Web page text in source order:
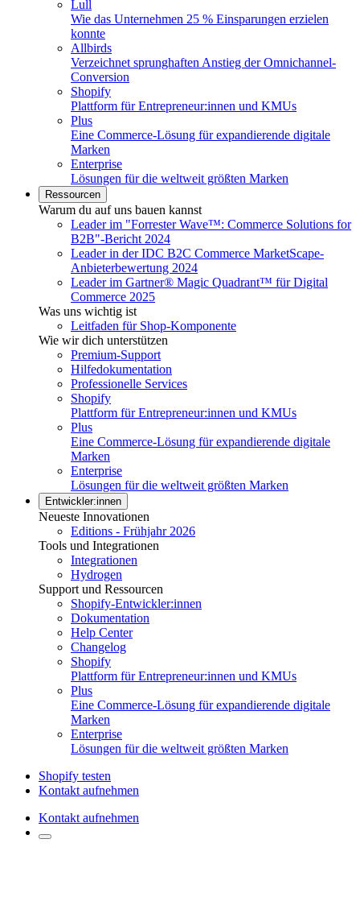
Lull
Wie das Unternehmen 25 % Einsparungen erzielen
konnte
Allbirds
Verzeichnet sprunghaften Anstieg der Omnichannel-
Conversion
Shopify
Plattform für Entrepreneur:innen und KMUs
Plus
Eine Commerce-Lösung für expandierende digitale
Marken
Enterprise
Lösungen für die weltweit größten Marken
Ressourcen
Warum du auf uns bauen kannst
Leader im "Forrester Wave™: Commerce Solutions for
B2B"-Bericht 2024
Leader in der IDC B2C Commerce MarketScape-
Anbieterbewertung 2024
Leader im Gartner® Magic Quadrant™ für Digital
Commerce 2025
Was uns wichtig ist
Leitfaden für Shop-Komponente
Wie wir dich unterstützen
Premium-Support
Hilfedokumentation
Professionelle Services
Shopify
Plattform für Entrepreneur:innen und KMUs
Plus
Eine Commerce-Lösung für expandierende digitale
Marken
Enterprise
Lösungen für die weltweit größten Marken
Entwickler:innen
Neueste Innovationen
Editions - Frühjahr 2026
Tools und Integrationen
Integrationen
Hydrogen
Support und Ressourcen
Shopify-Entwickler:innen
Dokumentation
Help Center
Changelog
Shopify
Plattform für Entrepreneur:innen und KMUs
Plus
Eine Commerce-Lösung für expandierende digitale
Marken
Enterprise
Lösungen für die weltweit größten Marken
Shopify testen
Kontakt aufnehmen
Kontakt aufnehmen